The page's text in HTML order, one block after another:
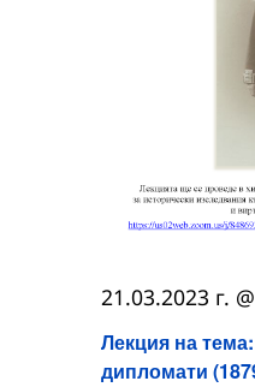
Лекция на
дипломати
21.03.2023 г.